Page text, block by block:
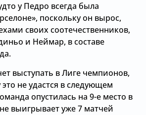
у Педро всегда была
поскольку он вырос,
своих соотечественников,
и Неймар, в составе
выступать в Лиге чемпионов,
не удастся в следующем
опустилась на 9-е место в
выигрывает уже 7 матчей